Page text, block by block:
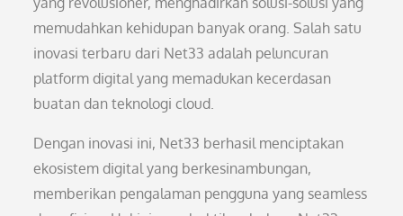
memudahkan kehidupan banyak orang. Salah satu
inovasi terbaru dari Net33 adalah peluncuran
platform digital yang memadukan kecerdasan
buatan dan teknologi cloud.
Dengan inovasi ini, Net33 berhasil menciptakan
ekosistem digital yang berkesinambungan,
memberikan pengalaman pengguna yang seamless